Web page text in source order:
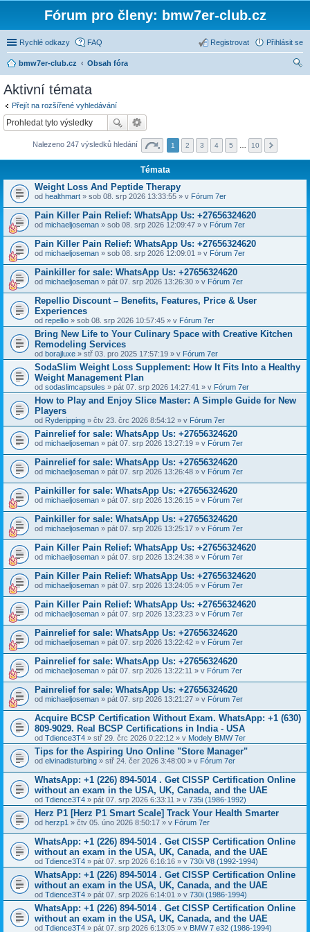
Fórum pro členy: bmw7er-club.cz
Rychlé odkazy FAQ Přihlásit se
Registrovat
bmw7er-club.cz
Obsah fóra
Aktivní témata
Přejít na rozšířené vyhledávání
Nalezeno 247 výsledků hledání 1 2 3 4 5 10
Témata
Weight Loss And Peptide Therapy
od healthmart » sob 08. srp 2026 13:33:55 » v Fórum 7er
Pain Killer Pain Relief: WhatsApp Us: +27656324620
od michaeljoseman » sob 08. srp 2026 12:09:47 » v Fórum 7er
Pain Killer Pain Relief: WhatsApp Us: +27656324620
od michaeljoseman » sob 08. srp 2026 12:09:01 » v Fórum 7er
Painkiller for sale: WhatsApp Us: +27656324620
od michaeljoseman » pát 07. srp 2026 13:26:30 » v Fórum 7er
Repellio Discount – Benefits, Features, Price & User
Experiences
od repellio » sob 08. srp 2026 10:57:45 » v Fórum 7er
Bring New Life to Your Culinary Space with Creative Kitchen
Remodeling Services
od borajluxe » stř 03. pro 2025 17:57:19 » v Fórum 7er
SodaSlim Weight Loss Supplement: How It Fits Into a Healthy
Weight Management Plan
od sodaslimcapsules » pát 07. srp 2026 14:27:41 » v Fórum 7er
How to Play and Enjoy Slice Master: A Simple Guide for New
Players
od Ryderipping » čtv 23. črc 2026 8:54:12 » v Fórum 7er
Painrelief for sale: WhatsApp Us: +27656324620
od michaeljoseman » pát 07. srp 2026 13:27:19 » v Fórum 7er
Painrelief for sale: WhatsApp Us: +27656324620
od michaeljoseman » pát 07. srp 2026 13:26:48 » v Fórum 7er
Painkiller for sale: WhatsApp Us: +27656324620
od michaeljoseman » pát 07. srp 2026 13:26:15 » v Fórum 7er
Painkiller for sale: WhatsApp Us: +27656324620
od michaeljoseman » pát 07. srp 2026 13:25:17 » v Fórum 7er
Pain Killer Pain Relief: WhatsApp Us: +27656324620
od michaeljoseman » pát 07. srp 2026 13:24:38 » v Fórum 7er
Pain Killer Pain Relief: WhatsApp Us: +27656324620
od michaeljoseman » pát 07. srp 2026 13:24:05 » v Fórum 7er
Pain Killer Pain Relief: WhatsApp Us: +27656324620
od michaeljoseman » pát 07. srp 2026 13:23:23 » v Fórum 7er
Painrelief for sale: WhatsApp Us: +27656324620
od michaeljoseman » pát 07. srp 2026 13:22:42 » v Fórum 7er
Painrelief for sale: WhatsApp Us: +27656324620
od michaeljoseman » pát 07. srp 2026 13:22:11 » v Fórum 7er
Painrelief for sale: WhatsApp Us: +27656324620
od michaeljoseman » pát 07. srp 2026 13:21:27 » v Fórum 7er
Acquire BCSP Certification Without Exam. WhatsApp: +1 (630)
809-9029. Real BCSP Certifications in India - USA
od Tdience3T4 » stř 29. črc 2026 0:22:12 » v Modely BMW 7er
Tips for the Aspiring Uno Online "Store Manager"
od elvinadisturbing » stř 24. čer 2026 3:48:00 » v Fórum 7er
WhatsApp: +1 (226) 894-5014​ . Get CISSP Certification Online
without an exam in the USA, UK, Canada, and the UAE
od Tdience3T4 » pát 07. srp 2026 6:33:11 » v 735i (1986-1992)
Herz P1 [Herz P1 Smart Scale] Track Your Health Smarter
od herzp1 » čtv 05. úno 2026 8:50:17 » v Fórum 7er
WhatsApp: +1 (226) 894-5014​ . Get CISSP Certification Online
without an exam in the USA, UK, Canada, and the UAE
od Tdience3T4 » pát 07. srp 2026 6:16:16 » v 730i V8 (1992-1994)
WhatsApp: +1 (226) 894-5014​ . Get CISSP Certification Online
without an exam in the USA, UK, Canada, and the UAE
od Tdience3T4 » pát 07. srp 2026 6:14:01 » v 730i (1986-1994)
WhatsApp: +1 (226) 894-5014​ . Get CISSP Certification Online
without an exam in the USA, UK, Canada, and the UAE
od Tdience3T4 » pát 07. srp 2026 6:13:05 » v BMW 7 e32 (1986-1994)